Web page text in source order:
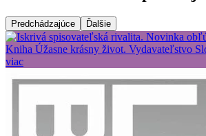
Predchádzajúce Ďalšie